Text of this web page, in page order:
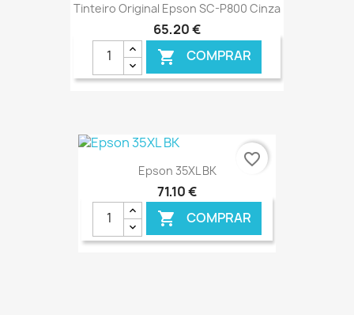
Tinteiro Original Epson SC-P800 Cinza
65,20 €
 COMPRAR
Epson 35XL BK
71,10 €
 COMPRAR
favorite_border